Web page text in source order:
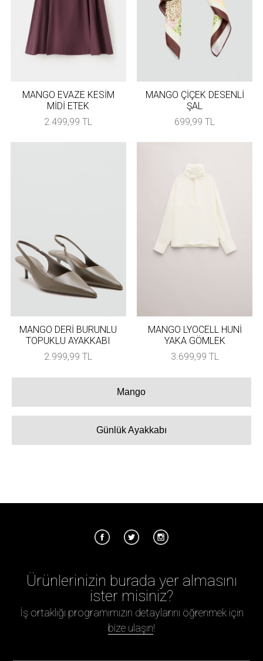
MANGO EVAZE KESİM
MİDİ ETEK
2.499,99 TL
MANGO ÇİÇEK DESENLİ
ŞAL
699,99 TL
MANGO DERİ BURUNLU
TOPUKLU AYAKKABI
2.999,99 TL
MANGO LYOCELL HUNİ
YAKA GÖMLEK
3.699,99 TL
Mango
Günlük Ayakkabı
Ürünlerinizin burada yer almasını
ister misiniz?
İş ortaklığı programımızın detaylarını öğrenmek için
bize ulaşın!